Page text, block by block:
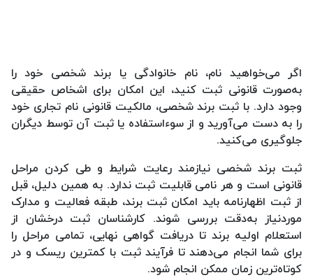
اگر می‌خواهید نام، نام خانوادگی یا برند شخصی خود را
به‌صورت قانونی ثبت کنید، این امکان برای اشخاص حقیقی
وجود دارد. با ثبت برند شخصی، مالکیت قانونی نام تجاری خود
را به دست می‌آورید و از سوءاستفاده یا ثبت آن توسط دیگران
جلوگیری می‌کنید.
ثبت برند شخصی نیازمند رعایت شرایط و طی کردن مراحل
قانونی است و هر نامی قابلیت ثبت ندارد. به همین دلیل، قبل
از ثبت اظهارنامه باید امکان ثبت برند، طبقه فعالیت و مدارک
موردنیاز به‌دقت بررسی شوند. کارشناسان ثبت درخشان از
استعلام اولیه برند تا دریافت گواهی نهایی، تمامی مراحل را
برای شما انجام می‌دهند تا فرآیند ثبت با کمترین ریسک و در
کوتاه‌ترین زمان ممکن انجام شود.